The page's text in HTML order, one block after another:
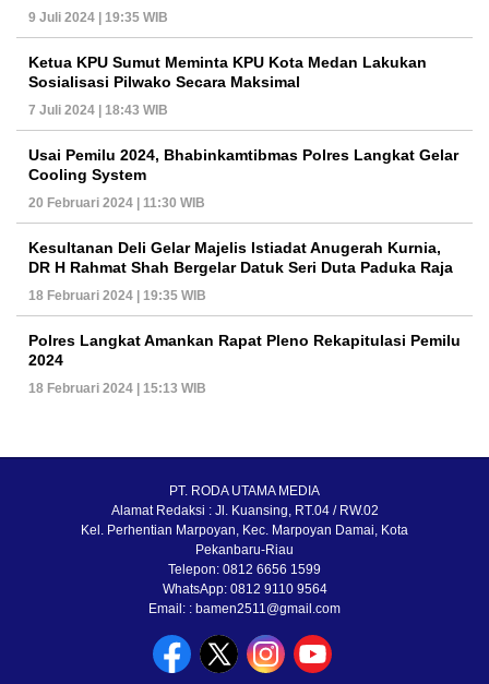
9 Juli 2024 | 19:35 WIB
Ketua KPU Sumut Meminta KPU Kota Medan Lakukan
Sosialisasi Pilwako Secara Maksimal
7 Juli 2024 | 18:43 WIB
Usai Pemilu 2024, Bhabinkamtibmas Polres Langkat Gelar
Cooling System
20 Februari 2024 | 11:30 WIB
Kesultanan Deli Gelar Majelis Istiadat Anugerah Kurnia,
DR H Rahmat Shah Bergelar Datuk Seri Duta Paduka Raja
18 Februari 2024 | 19:35 WIB
Polres Langkat Amankan Rapat Pleno Rekapitulasi Pemilu
2024
18 Februari 2024 | 15:13 WIB
PT. RODA UTAMA MEDIA
Alamat Redaksi : Jl. Kuansing, RT.04 / RW.02
Kel. Perhentian Marpoyan, Kec. Marpoyan Damai, Kota
Pekanbaru-Riau
Telepon: 0812 6656 1599
WhatsApp: 0812 9110 9564
Email: : bamen2511@gmail.com